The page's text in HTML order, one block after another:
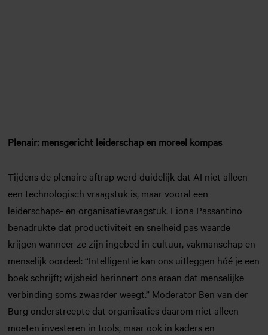
Plenair: mensgericht leiderschap en moreel kompas
Tijdens de plenaire aftrap werd duidelijk dat AI niet alleen
een technologisch vraagstuk is, maar vooral een
leiderschaps- en organisatievraagstuk. Fiona Passantino
benadrukte dat productiviteit en snelheid pas waarde
krijgen wanneer ze zijn ingebed in cultuur, vakmanschap en
menselijk oordeel: “Intelligentie kan ons uitleggen hóé je een
boek schrijft; wijsheid herinnert ons eraan dat menselijke
verbinding soms zwaarder weegt.” Moderator Ben van der
Burg onderstreepte dat organisaties daarom niet alleen
moeten investeren in tools, maar ook in kaders en